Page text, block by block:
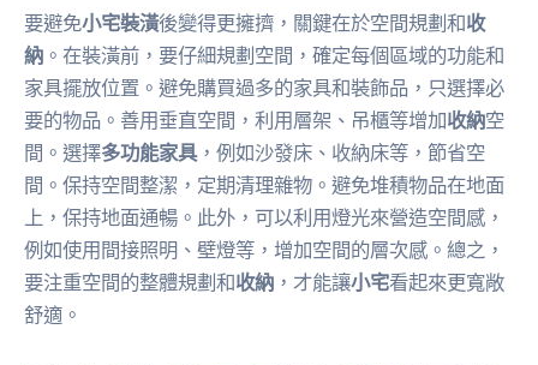
要避免小宅裝潢後變得更擁擠，關鍵在於空間規劃和收
納 。在裝潢前，要仔細規劃空間，確定每個區域的功能和
家具擺放位置。避免購買過多的家具和裝飾品，只選擇必
要的物品。善用垂直空間，利用層架、吊櫃等增加收納空
間。選擇多功能家具，例如沙發床、收納床等，節省空
間。保持空間整潔，定期清理雜物。避免堆積物品在地面
上，保持地面通暢。此外，可以利用燈光來營造空間感，
例如使用間接照明、壁燈等，增加空間的層次感。總之，
要注重空間的整體規劃和收納 ，才能讓小宅看起來更寬敞
舒適。